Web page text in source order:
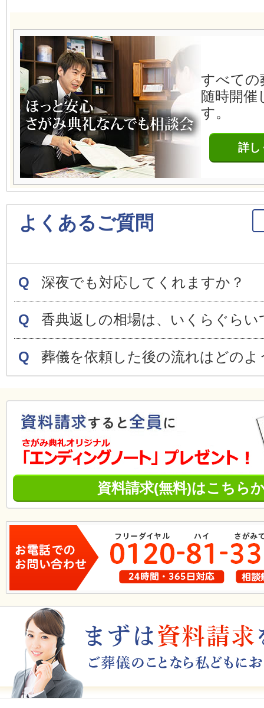
すべての
随時開催
す。
詳し
よくあるご質問
Q 深夜でも対応してくれますか？
Q 香典返しの相場は、いくらぐらい
Q
資料請求(無料)はこちら